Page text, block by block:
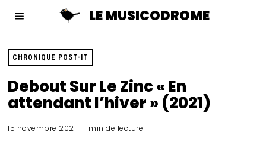
LE MUSICODROME
CHRONIQUE POST-IT
Debout Sur Le Zinc « En
attendant l’hiver » (2021)
15 novembre 2021 1 min de lecture